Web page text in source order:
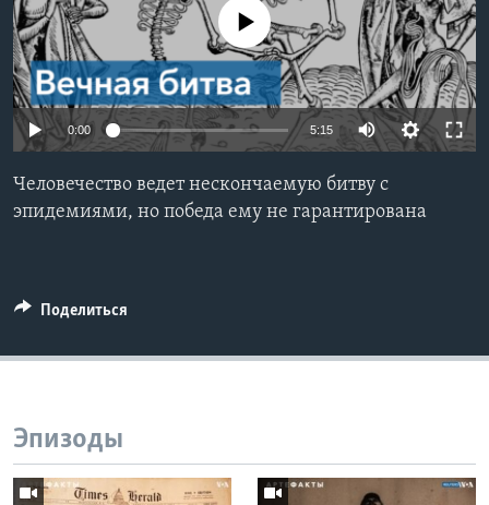
Learning English
СОЦИАЛЬНЫЕ СЕТИ
No media source currently available
0:00 5:15
Человечество ведет нескончаемую битву с
эпидемиями, но победа ему не гарантирована
Поделиться
Эпизоды